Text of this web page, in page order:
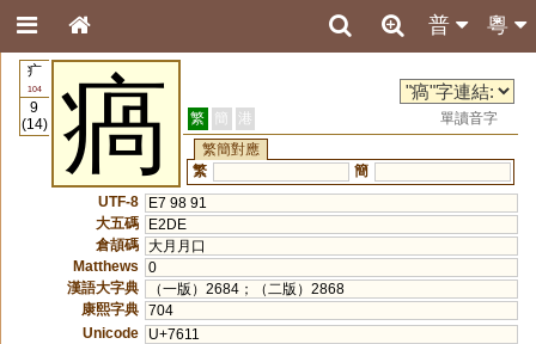
粵
普
疒
104
9
(14)
瘑 繁 簡 港
單讀音字
繁簡對應
繁
簡
UTF-8
E7 98 91
大五碼
E2DE
倉頡碼 大月月口
Matthews
0
漢語大字典
（一版）2684；（二版）2868
康熙字典 704
Unicode
U+7611